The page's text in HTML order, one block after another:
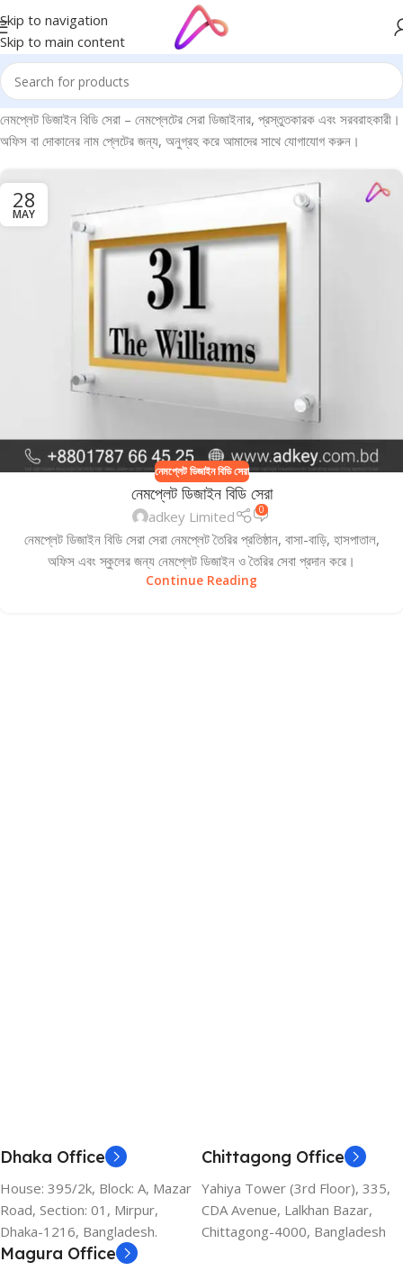
Skip to navigation
Skip to main content
নেমপ্লেট ডিজাইন বিডি সেরা – নেমপ্লেটের সেরা ডিজাইনার, প্রস্তুতকারক এবং সরবরাহকারী।
অফিস বা দোকানের নাম প্লেটের জন্য, অনুগ্রহ করে আমাদের সাথে যোগাযোগ করুন।
28
MAY
নেমপ্লেট ডিজাইন বিডি সেরা
নেমপ্লেট ডিজাইন বিডি সেরা
adkey Limited 0
নেমপ্লেট ডিজাইন বিডি সেরা সেরা নেমপ্লেট তৈরির প্রতিষ্ঠান, বাসা-বাড়ি, হাসপাতাল,
অফিস এবং স্কুলের জন্য নেমপ্লেট ডিজাইন ও তৈরির সেবা প্রদান করে।
Continue Reading
Dhaka Office
House: 395/2k, Block: A, Mazar
Road, Section: 01, Mirpur,
Dhaka-1216, Bangladesh.
Chittagong Office
Yahiya Tower (3rd Floor), 335,
CDA Avenue, Lalkhan Bazar,
Chittagong-4000, Bangladesh
Magura Office